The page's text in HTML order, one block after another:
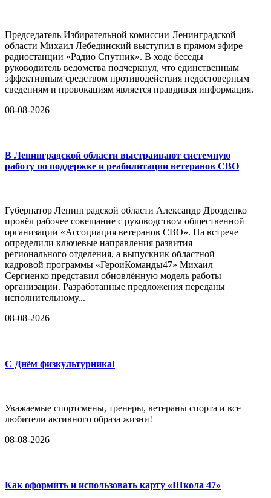
Председатель Избирательной комиссии Ленинградской
области Михаил Лебединский выступил в прямом эфире
радиостанции «Радио Спутник». В ходе беседы
руководитель ведомства подчеркнул, что единственным
эффективным средством противодействия недостоверным
сведениям и провокациям является правдивая информация.
08-08-2026
В Ленинградской области выстраивают системную
работу по поддержке и реабилитации ветеранов СВО
Губернатор Ленинградской области Александр Дрозденко
провёл рабочее совещание с руководством общественной
организации «Ассоциация ветеранов СВО». На встрече
определили ключевые направления развития
регионального отделения, а выпускник областной
кадровой программы «ГероиКоманды47» Михаил
Сергиенко представил обновлённую модель работы
организации. Разработанные предложения переданы
исполнительному...
08-08-2026
С Днём физкультурника!
Уважаемые спортсмены, тренеры, ветераны спорта и все
любители активного образа жизни!
08-08-2026
Как оформить и использовать карту «Школа 47»